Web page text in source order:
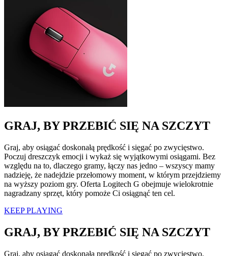
GRAJ, BY PRZEBIĆ SIĘ NA SZCZYT
Graj, aby osiągać doskonałą prędkość i sięgać po zwycięstwo.
Poczuj dreszczyk emocji i wykaż się wyjątkowymi osiągami. Bez
względu na to, dlaczego gramy, łączy nas jedno – wszyscy mamy
nadzieję, że nadejdzie przełomowy moment, w którym przejdziemy
na wyższy poziom gry. Oferta Logitech G obejmuje wielokrotnie
nagradzany sprzęt, który pomoże Ci osiągnąć ten cel.
KEEP PLAYING
GRAJ, BY PRZEBIĆ SIĘ NA SZCZYT
Graj, aby osiągać doskonałą prędkość i sięgać po zwycięstwo.